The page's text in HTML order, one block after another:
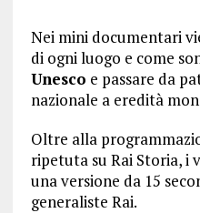
Nei mini documentari
di ogni luogo e come
Unesco e passare da
nazionale a eredità
Oltre alla
ripetuta su Rai Storia, i
una versione da 15
generaliste Rai.